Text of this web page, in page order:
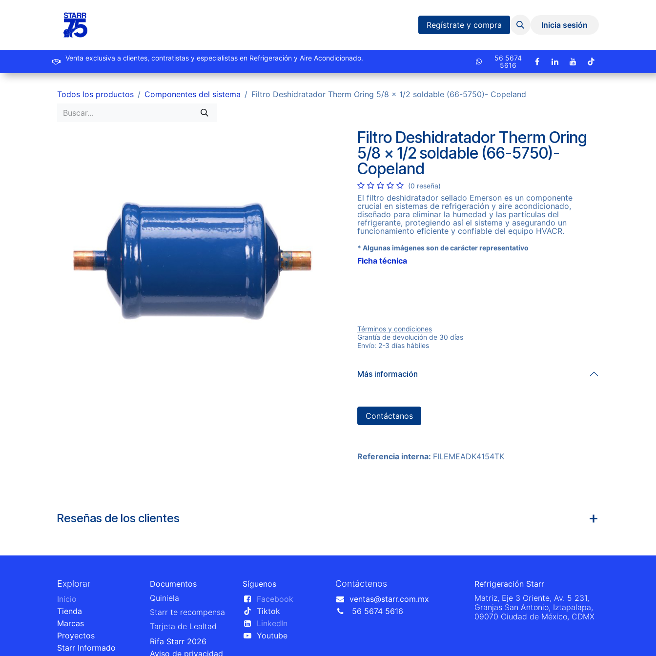
Sucursales Eventos y Capacitaciones Quiniela
Regístrate y compra Inicia sesión
Venta exclusiva a clientes, contratistas y especialistas en Refrigeración y Aire Acondicionado.
56 5674
5616
Todos los productos Componentes del sistema Filtro Deshidratador Therm Oring 5/8 x 1/2 soldable (66-5750)- Copeland
Filtro Deshidratador Therm Oring
5/8 x 1/2 soldable (66-5750)-
Copeland
(0 reseña)
El filtro deshidratador sellado Emerson es un componente
crucial en sistemas de refrigeración y aire acondicionado,
diseñado para eliminar la humedad y las partículas del
refrigerante, protegiendo así el sistema y asegurando un
funcionamiento eficiente y confiable del equipo HVACR.
* Algunas imágenes son de carácter representativo
Ficha técnica
Términos y condiciones
Grantía de devolución de 30 días
Envío: 2-3 días hábiles
Más información
Contáctanos
Referencia interna: FILEMEADK4154TK
Reseñas de los clientes
Explorar
Inicio
Tienda
Marcas
Proyectos
Starr Informado
Documentos
Quiniela
Starr te recompensa
Tarjeta de Lealtad
Rifa Starr 2026
Aviso de privacidad
Síguenos
Facebook
Tiktok
LinkedIn
Youtube
Contáctenos
ventas@starr.com.mx
56 5674 5616
Refrigeración Starr
Matriz, Eje 3 Oriente, Av. 5 231,
Granjas San Antonio, Iztapalapa,
09070 Ciudad de México, CDMX